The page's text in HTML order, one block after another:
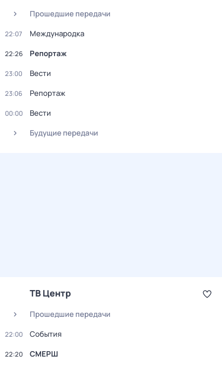
Прошедшие передачи
22:07 Международка
22:26 Репортаж
23:00 Вести
23:06 Репортаж
00:00
Вести
Будущие передачи
ТВ Центр
Прошедшие передачи
22:00 События
22:20 СМЕРШ